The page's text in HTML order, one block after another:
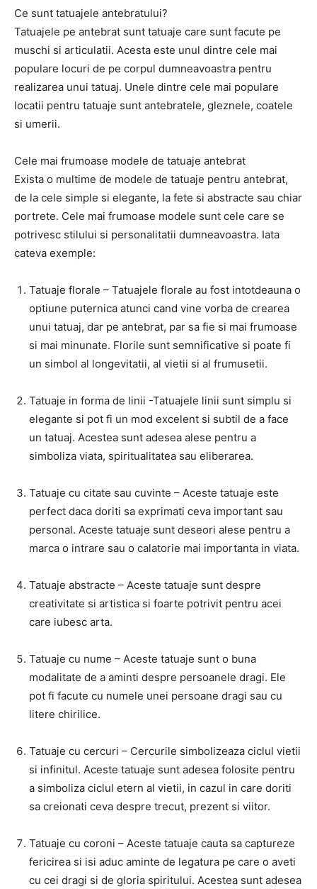
Ce sunt tatuajele antebratului?
Tatuajele pe antebrat sunt tatuaje care sunt facute pe
muschi si articulatii. Acesta este unul dintre cele mai
populare locuri de pe corpul dumneavoastra pentru
realizarea unui tatuaj. Unele dintre cele mai populare
locatii pentru tatuaje sunt antebratele, gleznele, coatele
si umerii.
Cele mai frumoase modele de tatuaje antebrat
Exista o multime de modele de tatuaje pentru antebrat,
de la cele simple si elegante, la fete si abstracte sau chiar
portrete. Cele mai frumoase modele sunt cele care se
potrivesc stilului si personalitatii dumneavoastra. Iata
cateva exemple:
Tatuaje florale – Tatuajele florale au fost intotdeauna o
optiune puternica atunci cand vine vorba de crearea
unui tatuaj, dar pe antebrat, par sa fie si mai frumoase
si mai minunate. Florile sunt semnificative si poate fi
un simbol al longevitatii, al vietii si al frumusetii.
Tatuaje in forma de linii -Tatuajele linii sunt simplu si
elegante si pot fi un mod excelent si subtil de a face
un tatuaj. Acestea sunt adesea alese pentru a
simboliza viata, spiritualitatea sau eliberarea.
Tatuaje cu citate sau cuvinte – Aceste tatuaje este
perfect daca doriti sa exprimati ceva important sau
personal. Aceste tatuaje sunt deseori alese pentru a
marca o intrare sau o calatorie mai importanta in viata.
Tatuaje abstracte – Aceste tatuaje sunt despre
creativitate si artistica si foarte potrivit pentru acei
care iubesc arta.
Tatuaje cu nume – Aceste tatuaje sunt o buna
modalitate de a aminti despre persoanele dragi. Ele
pot fi facute cu numele unei persoane dragi sau cu
litere chirilice.
Tatuaje cu cercuri – Cercurile simbolizeaza ciclul vietii
si infinitul. Aceste tatuaje sunt adesea folosite pentru
a simboliza ciclul etern al vietii, in cazul in care doriti
sa creionati ceva despre trecut, prezent si viitor.
Tatuaje cu coroni – Aceste tatuaje cauta sa captureze
fericirea si isi aduc aminte de legatura pe care o aveti
cu cei dragi si de gloria spiritului. Acestea sunt adesea